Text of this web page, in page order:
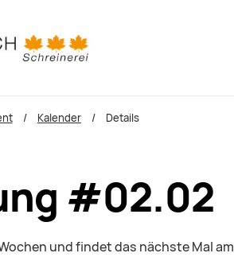
Kalender Details
#02.02
und findet das nächste Mal am